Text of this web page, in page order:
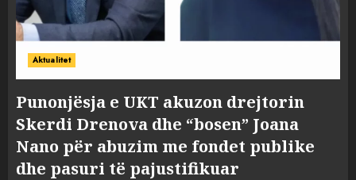
Aktualitet
Punonjësja e UKT akuzon drejtorin
Skerdi Drenova dhe “bosen” Joana
Nano për abuzim me fondet publike
dhe pasuri të pajustifikuar